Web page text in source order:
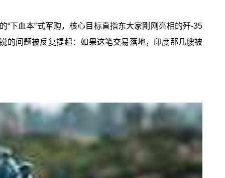
下血本”式军购，核心目标直指东大家刚刚亮相的歼-35
的问题被反复提起：如果这笔交易落地，印度那几艘被